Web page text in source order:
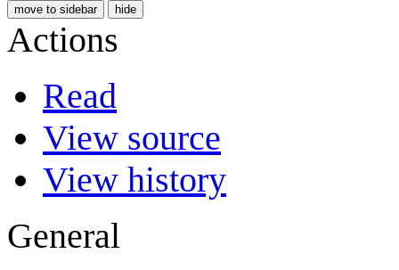
move to sidebar hide
Actions
Read
View source
View history
General